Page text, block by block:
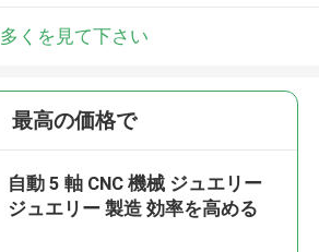
多くを見て下さい
最高の価格で
自動 5 軸 CNC 機械 ジュエリー
ジュエリー 製造 効率を高める